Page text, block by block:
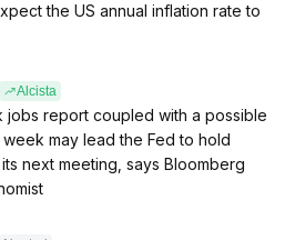
the US annual inflation rate to
Alcista
jobs report coupled with a possible
may lead the Fed to hold
next meeting, says Bloomberg